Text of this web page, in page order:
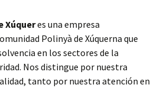
Xúqueres una empresa
Polinyà de Xúquerna que
en los sectores de la
Nos distingue por nuestra
tanto por nuestra atención en